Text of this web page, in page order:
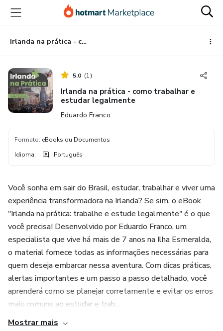
para
conteúdo
principal
para
pagamento
para
rodapé
Irlanda na prática - como trabalhar e estudar legalmente
5.0 (1)
Irlanda na prática - como trabalhar e
estudar legalmente
Eduardo Franco
Formato: eBooks ou Documentos
Idioma: Português
Você sonha em sair do Brasil, estudar, trabalhar e viver uma
experiência transformadora na Irlanda? Se sim, o eBook
"Irlanda na prática: trabalhe e estude legalmente" é o que
você precisa! Desenvolvido por Eduardo Franco, um
especialista que vive há mais de 7 anos na Ilha Esmeralda,
o material fornece todas as informações necessárias para
quem deseja embarcar nessa aventura. Com dicas práticas,
alertas importantes e um passo a passo detalhado, você
aprenderá como se planejar corretamente e evitar os erros
mais comuns ao estudar e trab...
Mostrar mais